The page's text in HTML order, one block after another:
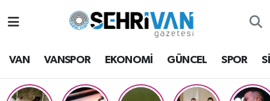
VAN VANSPOR EKONOMİ GÜNCEL SPOR
Van Hava Durumu